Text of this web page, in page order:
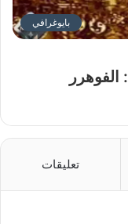
بايوغرافي
من هو أدولف هتلر Adolf Hitler : الفوهرر
تعليقات